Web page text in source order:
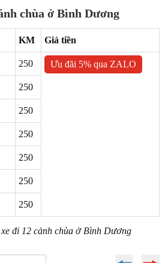
chùa ở Bình Dương
KM Giá tiền
250 Ưu đãi 5% qua ZALO
250
250
250
250
250
250
đi 12 cảnh chùa ở Bình Dương